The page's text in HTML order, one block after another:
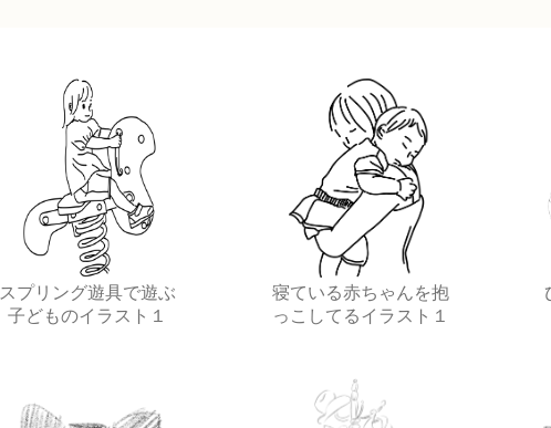
スプリング遊具で遊ぶ
子どものイラスト１
寝ている赤ちゃんを抱
っこしてるイラスト１